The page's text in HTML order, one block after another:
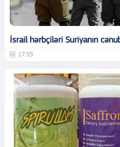
İsrail hərbçiləri Suriyanın
17:55